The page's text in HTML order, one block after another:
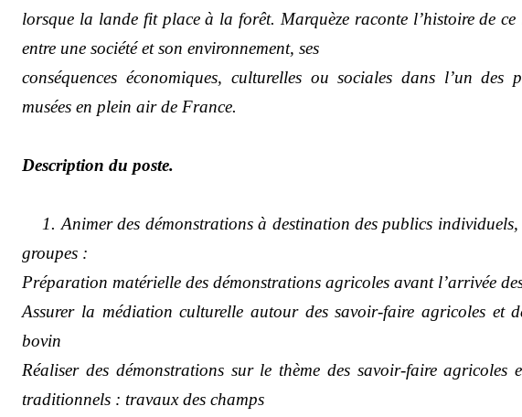
lorsque la lande fit place à la forêt. Marquèze raconte l’histoire de
entre une société et son environnement, ses
conséquences économiques, culturelles ou sociales dans l’un des
musées en plein air de France.
Description du poste.
1. Animer des démonstrations à destination des publics individuels,
groupes :
Préparation matérielle des démonstrations agricoles avant l’arrivée
Assurer la médiation culturelle autour des savoir-faire agricoles et
bovin
Réaliser des démonstrations sur le thème des savoir-faire agricoles
traditionnels : travaux des champs